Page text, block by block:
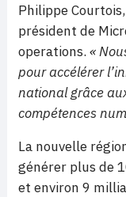
Philippe
président de
operations. «
pour accélérer
national grâce
compétences
La nouvelle
générer plus de
et environ 9